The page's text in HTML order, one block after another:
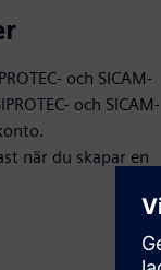
och SICAM-
och SICAM-
när du skapar en